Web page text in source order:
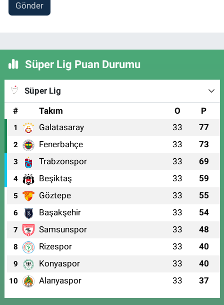
Gönder
Süper Lig Puan Durumu
Süper Lig
#
Takım O P
1 Galatasaray 33 77
2 Fenerbahçe 33 73
3 Trabzonspor 33 69
4 Beşiktaş 33 59
5 Göztepe 33 55
6 Başakşehir 33 54
7 Samsunspor 33 48
8 Rizespor 33 40
9 Konyaspor 33 40
10 Alanyaspor 33 37